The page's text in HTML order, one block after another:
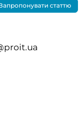
статтю